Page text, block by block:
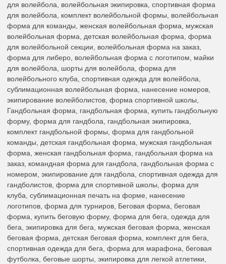
для волейбола, волейбольная экипировка, спортивная форма
для волейбола, комплект волейбольной формы, волейбольная
форма для команды, женская волейбольная форма, мужская
волейбольная форма, детская волейбольная форма, форма
для волейбольной секции, волейбольная форма на заказ,
форма для либеро, волейбольная форма с логотипом, майки
для волейбола, шорты для волейбола, форма для
волейбольного клуба, спортивная одежда для волейбола,
сублимационная волейбольная форма, нанесение номеров,
экипирование волейболистов, форма спортивной школы,
Гандбольная форма, гандбольная форма, купить гандбольную
форму, форма для гандбола, гандбольная экипировка,
комплект гандбольной формы, форма для гандбольной
команды, детская гандбольная форма, мужская гандбольная
форма, женская гандбольная форма, гандбольная форма на
заказ, командная форма для гандбола, гандбольная форма с
номером, экипирование для гандбола, спортивная одежда для
гандболистов, форма для спортивной школы, форма для
клуба, сублимационная печать на форме, нанесение
логотипов, форма для турниров, Беговая форма, беговая
форма, купить беговую форму, форма для бега, одежда для
бега, экипировка для бега, мужская беговая форма, женская
беговая форма, детская беговая форма, комплект для бега,
спортивная одежда для бега, форма для марафона, беговая
футболка, беговые шорты, экипировка для легкой атлетики,